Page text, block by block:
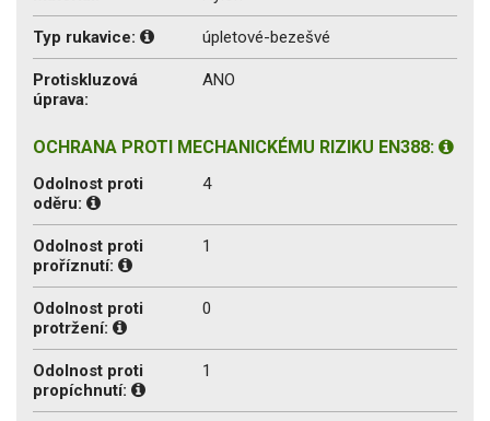
Typ rukavice: úpletové-bezešvé
Protiskluzová
úprava:
ANO
OCHRANA PROTI MECHANICKÉMU RIZIKU EN388:
Odolnost proti
oděru:
4
Odolnost proti
proříznutí:
1
Odolnost proti
protržení:
0
Odolnost proti
propíchnutí:
1